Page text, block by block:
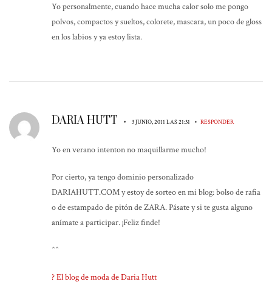
Yo personalmente, cuando hace mucha calor solo me pongo
polvos, compactos y sueltos, colorete, mascara, un poco de gloss
en los labios y ya estoy lista.
DARIA HUTT • 3 JUNIO, 2011 LAS 21:31 • RESPONDER
Yo en verano intenton no maquillarme mucho!
Por cierto, ya tengo dominio personalizado
DARIAHUTT.COM y estoy de sorteo en mi blog: bolso de rafia
o de estampado de pitón de ZARA. Pásate y si te gusta alguno
anímate a participar. ¡Feliz finde!
^^
? El blog de moda de Daria Hutt